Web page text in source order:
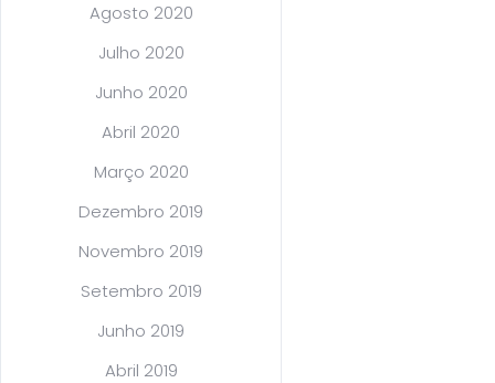
Agosto 2020
Julho 2020
Junho 2020
Abril 2020
Março 2020
Dezembro 2019
Novembro 2019
Setembro 2019
Junho 2019
Abril 2019